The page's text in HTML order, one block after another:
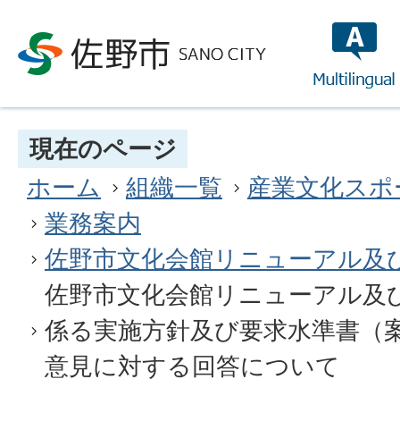
現在のページ
ホーム
組織一覧
産業文化ス
業務案内
佐野市文化会館リニューアル及
佐野市文化会館リニューアル及
係る実施方針及び要求水準書（
意見に対する回答について